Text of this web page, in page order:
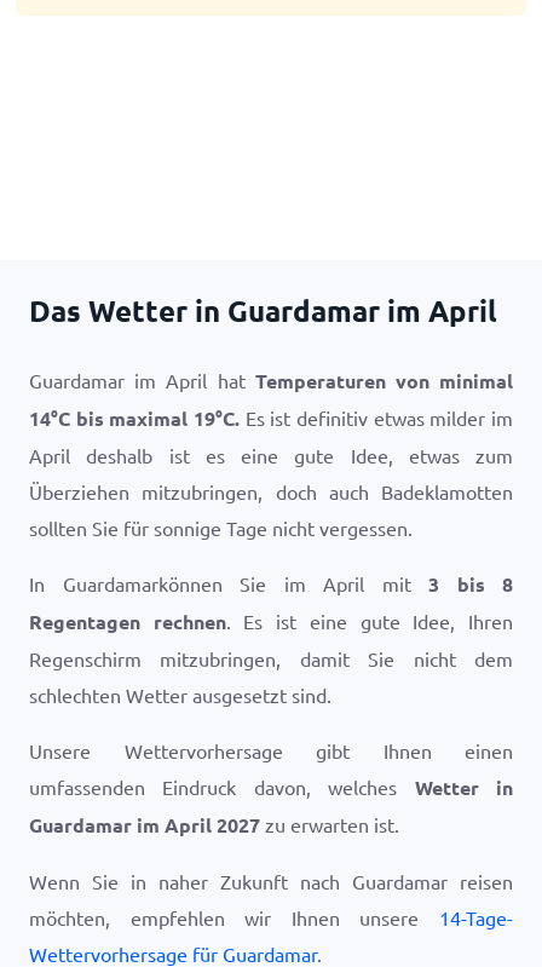
Das Wetter in Guardamar im April
Guardamar im April hat Temperaturen von minimal
14°C bis maximal 19°C. Es ist definitiv etwas milder im
April deshalb ist es eine gute Idee, etwas zum
Überziehen mitzubringen, doch auch Badeklamotten
sollten Sie für sonnige Tage nicht vergessen.
In Guardamarkönnen Sie im April mit 3 bis 8
Regentagen rechnen. Es ist eine gute Idee, Ihren
Regenschirm mitzubringen, damit Sie nicht dem
schlechten Wetter ausgesetzt sind.
Unsere Wettervorhersage gibt Ihnen einen
umfassenden Eindruck davon, welches Wetter in
Guardamar im April 2027 zu erwarten ist.
Wenn Sie in naher Zukunft nach Guardamar reisen
möchten, empfehlen wir Ihnen unsere 14-Tage-
Wettervorhersage für Guardamar.